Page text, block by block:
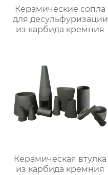
Керамические сопла
для десульфуризации
из карбида кремния
Керамическая втулка
из карбида кремния